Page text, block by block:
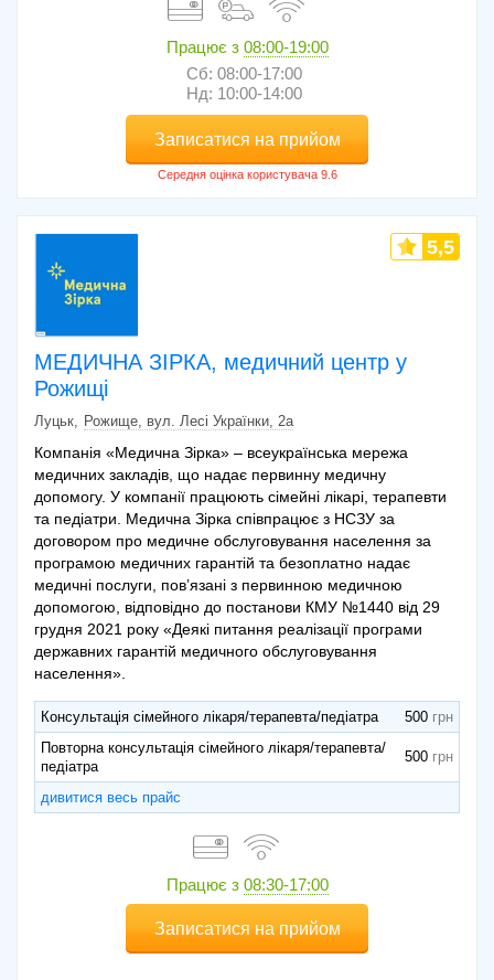
Працює з 08:00-19:00
Сб: 08:00-17:00
Нд: 10:00-14:00
Записатися на прийом
МЕДИЧНА ЗІРКА, медичний центр у
Рожищі
5,5
Луцьк Рожище, вул. Лесі Українки, 2а
Компанія «Медична Зірка» – всеукраїнська мережа
медичних закладів, що надає первинну медичну
допомогу. У компанії працюють сімейні лікарі, терапевти
та педіатри. Медична Зірка співпрацює з НСЗУ за
договором про медичне обслуговування населення за
програмою медичних гарантій та безоплатно надає
медичні послуги, пов’язані з первинною медичною
допомогою, відповідно до постанови КМУ №1440 від 29
грудня 2021 року «Деякі питання реалізації програми
державних гарантій медичного обслуговування
населення».
Консультація сімейного лікаря/терапевта/педіатра
500
Повторна консультація сімейного лікаря/терапевта/
педіатра
500
дивитися весь прайс
Працює з 08:30-17:00
Записатися на прийом